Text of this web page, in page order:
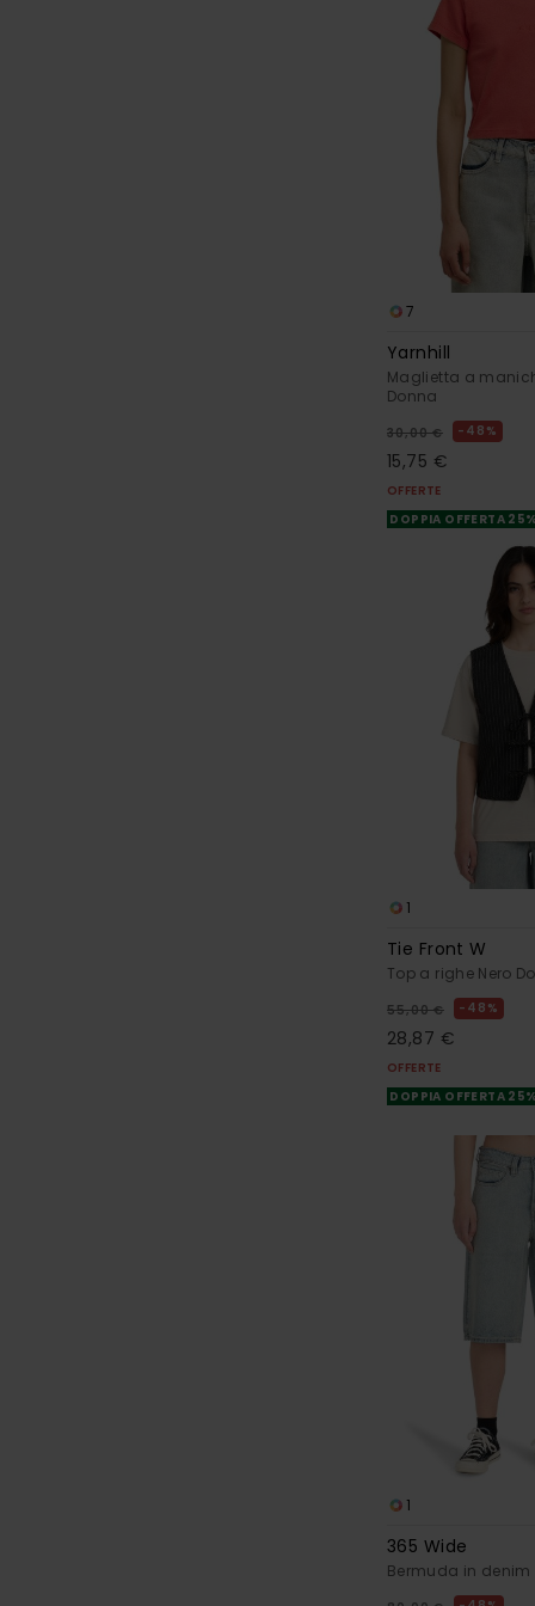
7
Yarnhill
Maglietta a
Donna
30,00 € 48%
15,75 €
OFFERTE
DOPPIA OFFERTA
1
Tie Front W
Top a righe Nero
55,00 € 48%
28,87 €
OFFERTE
DOPPIA OFFERTA
1
365 Wide
Bermuda in denim